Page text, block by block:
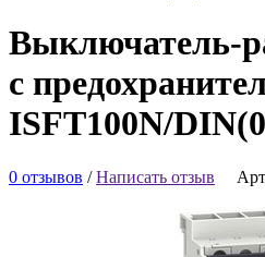
Выключатель-
с
ISFT100N/
0 отзывов /Написать отзыв